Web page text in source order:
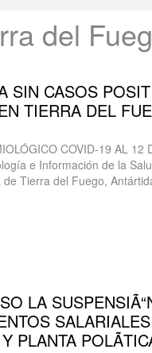
del
SIN CASOS
TIERRA DEL
COVID-19 AL
e Información de la
Tierra del Fuego,
LA
PLANTA